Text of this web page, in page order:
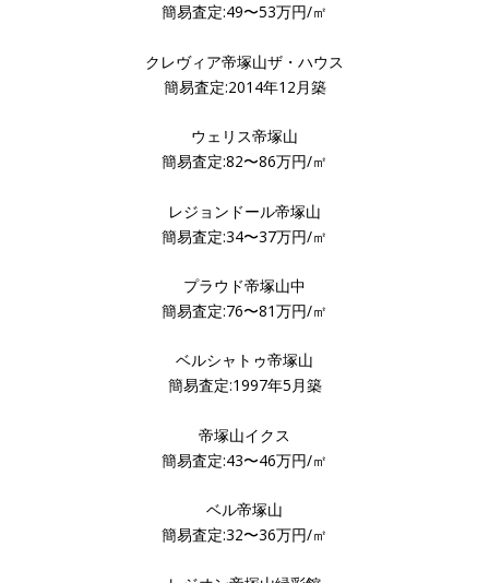
簡易査定:49〜53万円/㎡
クレヴィア帝塚山ザ・ハウス
簡易査定:2014年12月築
ウェリス帝塚山
簡易査定:82〜86万円/㎡
レジョンドール帝塚山
簡易査定:34〜37万円/㎡
プラウド帝塚山中
簡易査定:76〜81万円/㎡
ベルシャトゥ帝塚山
簡易査定:1997年5月築
帝塚山イクス
簡易査定:43〜46万円/㎡
ベル帝塚山
簡易査定:32〜36万円/㎡